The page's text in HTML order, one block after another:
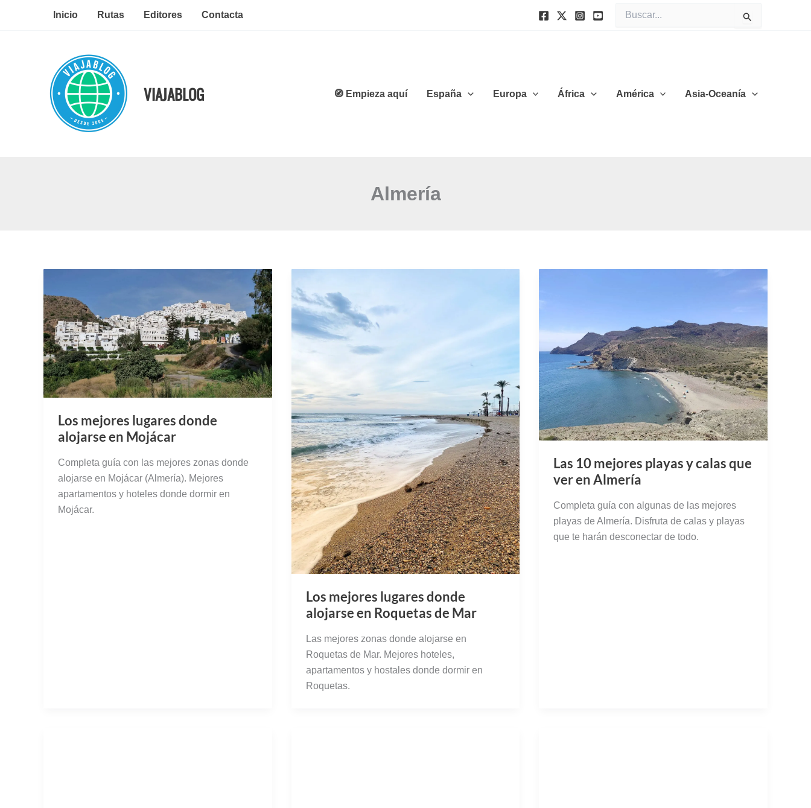
Inicio Rutas Editores Contacta
por:
VIAJABLOG 🧭 Empieza aquí España Europa África América Asia-Oceanía
Almería
Los mejores lugares donde
alojarse en Mojácar
Completa guía con las mejores zonas donde
alojarse en Mojácar (Almería). Mejores
apartamentos y hoteles donde dormir en
Mojácar.
Los mejores lugares donde
alojarse en Roquetas de Mar
Las mejores zonas donde alojarse en
Roquetas de Mar. Mejores hoteles,
apartamentos y hostales donde dormir en
Roquetas.
Las 10 mejores playas y calas que
ver en Almería
Completa guía con algunas de las mejores
playas de Almería. Disfruta de calas y playas
que te harán desconectar de todo.